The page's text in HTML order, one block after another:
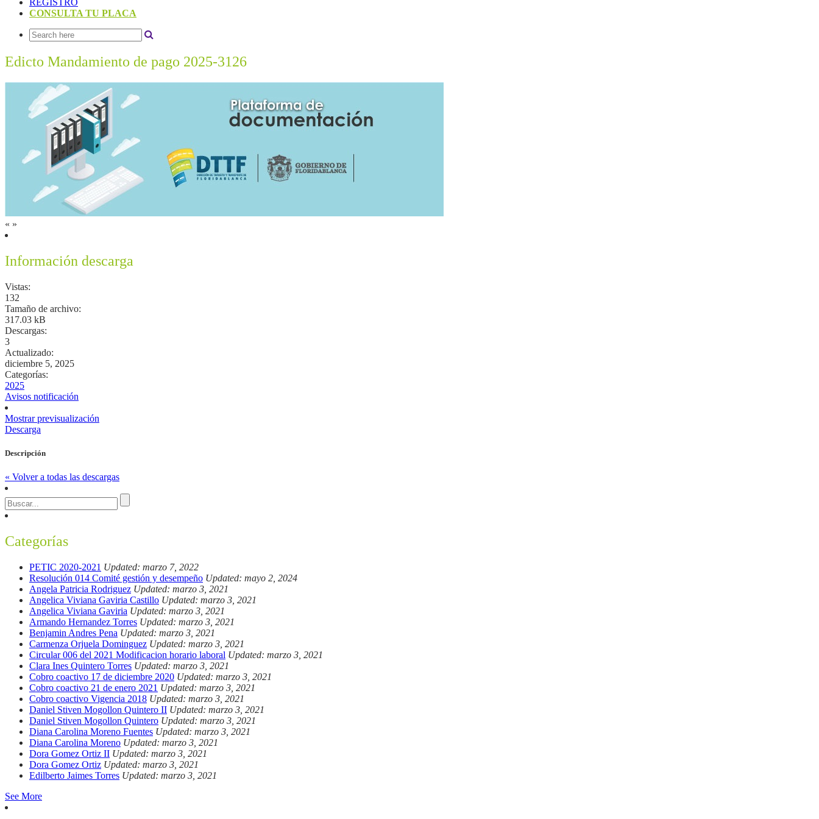
REGISTRO
CONSULTA TU PLACA
Edicto Mandamiento de pago 2025-3126
« »
Información descarga
Vistas:
132
Tamaño de archivo:
317.03 kB
Descargas:
3
Actualizado:
diciembre 5, 2025
Categorías:
2025
Avisos notificación
Mostrar previsualización
Descarga
Descripción
« Volver a todas las descargas
Categorías
PETIC 2020-2021 Updated: marzo 7, 2022
Resolución 014 Comité gestión y desempeño Updated: mayo 2, 2024
Angela Patricia Rodriguez Updated: marzo 3, 2021
Angelica Viviana Gaviria Castillo Updated: marzo 3, 2021
Angelica Viviana Gaviria Updated: marzo 3, 2021
Armando Hernandez Torres Updated: marzo 3, 2021
Benjamin Andres Pena Updated: marzo 3, 2021
Carmenza Orjuela Dominguez Updated: marzo 3, 2021
Circular 006 del 2021 Modificacion horario laboral Updated: marzo 3, 2021
Clara Ines Quintero Torres Updated: marzo 3, 2021
Cobro coactivo 17 de diciembre 2020 Updated: marzo 3, 2021
Cobro coactivo 21 de enero 2021 Updated: marzo 3, 2021
Cobro coactivo Vigencia 2018 Updated: marzo 3, 2021
Daniel Stiven Mogollon Quintero II Updated: marzo 3, 2021
Daniel Stiven Mogollon Quintero Updated: marzo 3, 2021
Diana Carolina Moreno Fuentes Updated: marzo 3, 2021
Diana Carolina Moreno Updated: marzo 3, 2021
Dora Gomez Ortiz II Updated: marzo 3, 2021
Dora Gomez Ortiz Updated: marzo 3, 2021
Edilberto Jaimes Torres Updated: marzo 3, 2021
See More